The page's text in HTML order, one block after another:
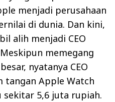
menjadi perusahaan
di dunia. Dan kini,
alih menjadi CEO
memegang
nyatanya CEO
tangan Apple Watch
sekitar 5,6 juta rupiah.